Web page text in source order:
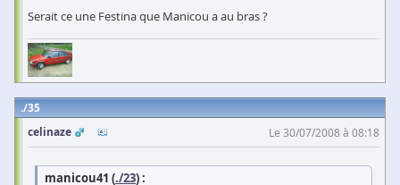
Serait ce une Festina que Manicou a au bras ?
35
celinaze
Le 30/07/2008 à 08:18
manicou41 (./23) :